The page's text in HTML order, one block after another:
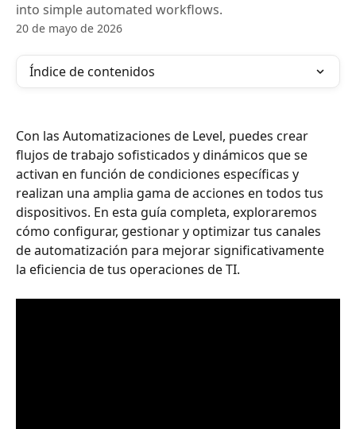
into simple automated workflows.
20 de mayo de 2026
Índice de contenidos
Con las Automatizaciones de Level, puedes crear
flujos de trabajo sofisticados y dinámicos que se
activan en función de condiciones específicas y
realizan una amplia gama de acciones en todos tus
dispositivos. En esta guía completa, exploraremos
cómo configurar, gestionar y optimizar tus canales
de automatización para mejorar significativamente
la eficiencia de tus operaciones de TI.